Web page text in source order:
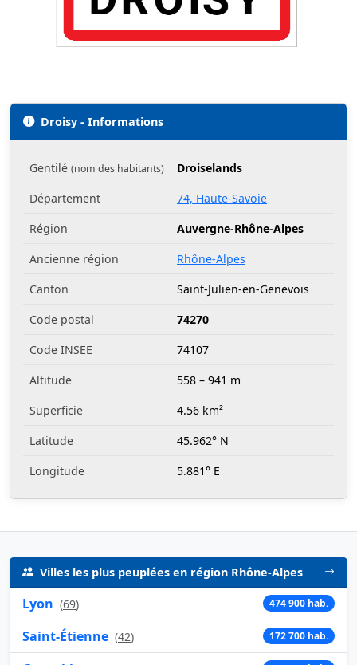
Droisy - Informations
Gentilé (nom des habitants)
Droiselands
Département
74, Haute-Savoie
Région
Auvergne-Rhône-Alpes
Ancienne région
Rhône-Alpes
Canton
Saint-Julien-en-Genevois
Code postal
74270
Code INSEE
74107
Altitude
558 – 941 m
Superficie
4.56 km²
Latitude
45.962° N
Longitude
5.881° E
Villes les plus peuplées en région Rhône-Alpes
Lyon (69) 474 900 hab.
Saint-Étienne (42) 172 700 hab.